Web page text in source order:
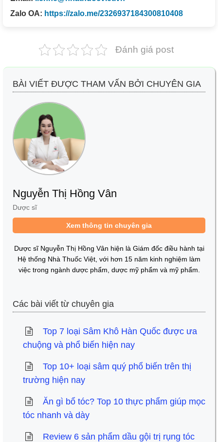
Zalo OA: https://zalo.me/2326937184300810408
Đánh giá post
BÀI VIẾT ĐƯỢC THAM VẤN BỞI CHUYÊN GIA
Nguyễn Thị Hồng Vân
Dược sĩ
Xem thông tin chuyên gia
Dược sĩ Nguyễn Thị Hồng Vân hiện là Giám đốc điều hành tại
Hệ thống Nhà Thuốc Việt, với hơn 15 năm kinh nghiệm làm
việc trong ngành dược phẩm, dược mỹ phẩm và mỹ phẩm.
Các bài viết từ chuyên gia
Top 7 loại Sâm Khô Hàn Quốc được ưa
chuộng và phổ biến hiện nay
Top 10+ loại sâm quý phổ biến trên thị
trường hiện nay
Ăn gì bổ tóc? Top 10 thực phẩm giúp mọc
tóc nhanh và dày
Review 6 sản phẩm dầu gội trị rụng tóc